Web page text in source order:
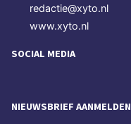
redactie@xyto.nl
www.xyto.nl
SOCIAL MEDIA
NIEUWSBRIEF AANMELDEN